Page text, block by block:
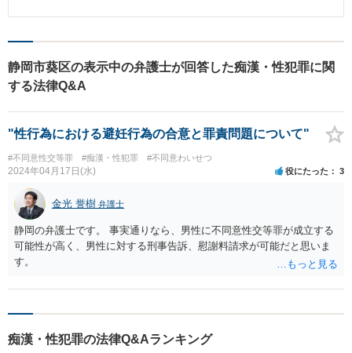
頼を受け、すぐに接見に向かい、事実関係や勤務状況を詳細に確認した。 勤
おそれがないこと、母親が身元引受人になることを申し出ていること、身柄
拘束が長引けば長年勤めてきた会社を解雇されるという大きな不利益を被る
おそれがあること、早期に被害者との示談交渉を開始したいという意向であ
交渉を行い、無事に示談が成立し、不起訴処分となった。 【先生のコメン
ト】 身柄拘束が長引いてしまうと、会社から解雇されてしまうリスクがあり
ます。 早期に身柄を解放するためには、スピーディーな対応が最も重要で
す。 接見、身元引受人の確保、検事の説得、勾留請求に対する準抗告、勤務
先に対する対応など様々な事項を速やかに行う必要があります。 親族が身柄
に向けた活動をご依頼ください。
静岡市葵区の表示中の弁護士が回答した痴漢・性犯罪に関
する法律Q&A
"性行為における避妊行為の合意と罪責問題について"
#不同意性交等罪 #痴漢・性犯罪 #不同意わいせつ
2024年04月17日(水) 役にたった 3
金光 誉樹 弁護士
静岡の弁護士です。 事実通りなら、男性に不同意性交等罪が成立する
可能性が高く、男性に対する刑事告訴、慰謝料請求が可能だと思いま
す。
痴漢・性犯罪の法律Q&Aランキング